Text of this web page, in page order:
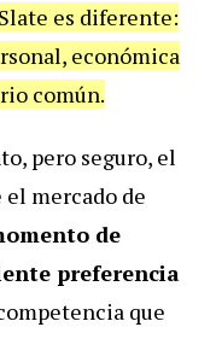
es diferente:
económica
común.
pero seguro, el
mercado de
de
preferencia
que